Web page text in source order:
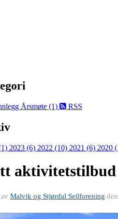
Årsmøte (1) RSS
2023 (6) 2022 (10) 2021 (6) 2020
aktivitetstilbud
Malvik og Stjørdal Seilforening den